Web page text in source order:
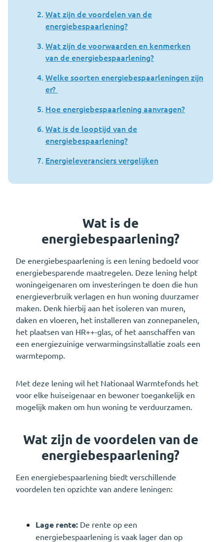
Wat zijn de voordelen van de
energiebespaarlening?
Wat zijn de voorwaarden en kenmerken
van de energiebespaarlening?
Welke soorten energiebespaarleningen zijn
er?
Hoe energiebespaarlening aanvragen?
Wat is de looptijd van de
energiebespaarlening?
Energieleveranciers vergelijken
Wat is de
energiebespaarlening?
De energiebespaarlening is een lening bedoeld voor
energiebesparende maatregelen. Deze lening helpt
woningeigenaren om investeringen te doen die hun
energieverbruik verlagen en hun woning duurzamer
maken. Denk hierbij aan het isoleren van muren,
daken en vloeren, het installeren van zonnepanelen,
het plaatsen van HR++-glas, of het aanschaffen van
een energiezuinige verwarmingsinstallatie zoals een
warmtepomp.
Met deze lening wil het Nationaal Warmtefonds het
voor elke huiseigenaar en bewoner toegankelijk en
mogelijk maken om hun woning te verduurzamen.
Wat zijn de voordelen van de
energiebespaarlening?
Een energiebespaarlening biedt verschillende
voordelen ten opzichte van andere leningen:
Lage rente: De rente op een
energiebespaarlening is vaak lager dan op